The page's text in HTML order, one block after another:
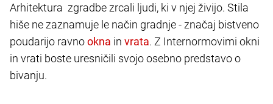
Arhitektura zgradbe zrcali ljudi, ki v njej živijo. Stila
hiše ne zaznamuje le način gradnje - značaj bistveno
poudarijo ravno
in
. Z Internormovimi okni
in vrati boste uresničili svojo osebno predstavo o
bivanju.